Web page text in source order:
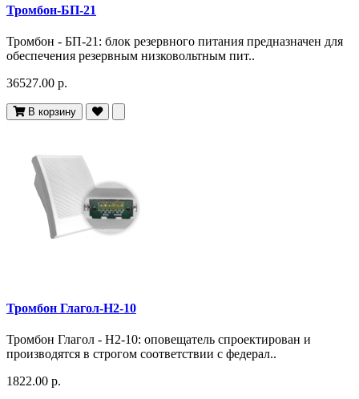
Тромбон-БП-21
Тромбон - БП-21: блок резервного питания предназначен для
обеспечения резервным низковольтным пит..
36527.00 р.
В корзину
Тромбон Глагол-Н2-10
Тромбон Глагол - Н2-10: оповещатель спроектирован и
производятся в строгом соответствии с федерал..
1822.00 р.